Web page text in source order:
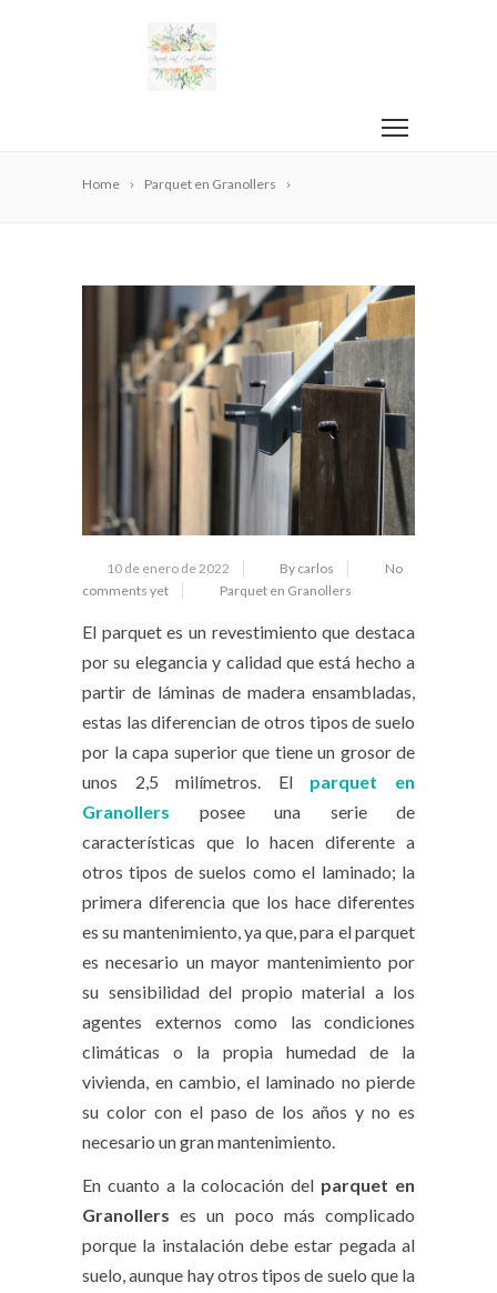
Home Parquet en Granollers
10 de enero de 2022 By carlos
No
comments yet
Parquet en Granollers
El parquet es un revestimiento que destaca
por su elegancia y calidad que está hecho a
partir de láminas de madera ensambladas,
estas las diferencian de otros tipos de suelo
por la capa superior que tiene un grosor de
unos 2,5 milímetros. El parquet en
Granollers posee una serie de
características que lo hacen diferente a
otros tipos de suelos como el laminado; la
primera diferencia que los hace diferentes
es su mantenimiento, ya que, para el parquet
es necesario un mayor mantenimiento por
su sensibilidad del propio material a los
agentes externos como las condiciones
climáticas o la propia humedad de la
vivienda, en cambio, el laminado no pierde
su color con el paso de los años y no es
necesario un gran mantenimiento.
En cuanto a la colocación del parquet en
Granollers es un poco más complicado
porque la instalación debe estar pegada al
suelo, aunque hay otros tipos de suelo que la